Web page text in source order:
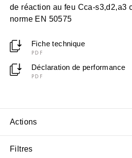
de réaction au feu Cca-s3,d2,a3
norme EN 50575
Fiche technique
PDF
Déclaration de performance
PDF
Actions
Filtres